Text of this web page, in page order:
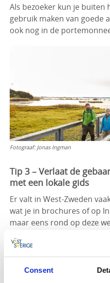
Consent
Als bezoeker kun je buiten
gebruik maken van goede
ook nog in de
Fotograaf: Jonas Ingman
Tip 3 – Verlaat de
met een lokale gids
Er valt in West-Zweden
wat je in brochures of op
maar eens rond op deze
ontdekken tijdens je
De beste manier om de